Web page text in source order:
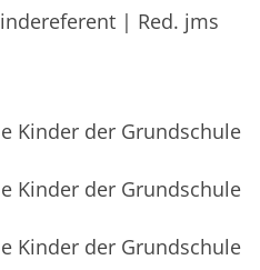
| Red. jms
Kinder der Grundschule
Kinder der Grundschule
Kinder der Grundschule